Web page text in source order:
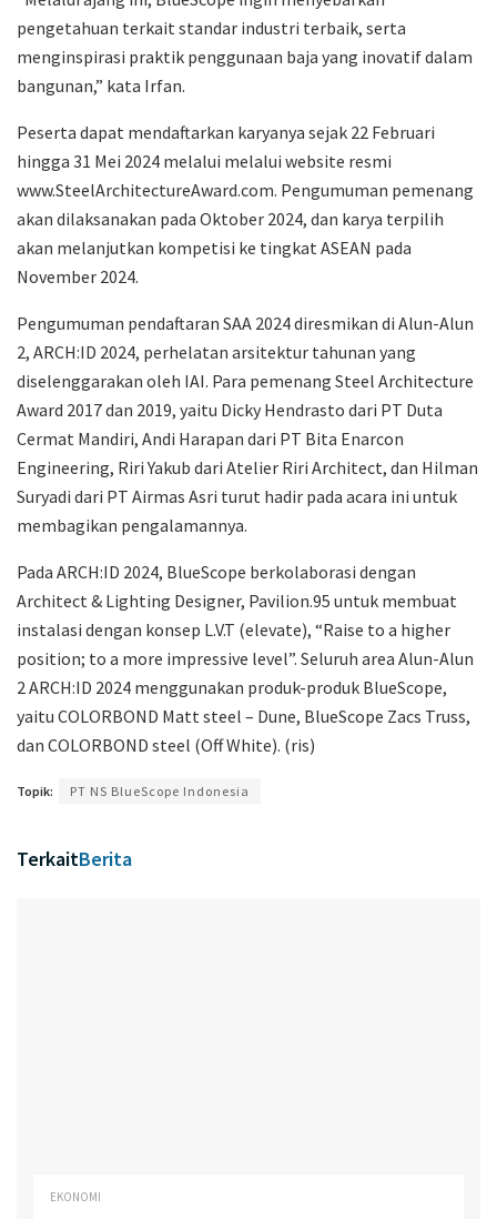
pengetahuan terkait standar industri terbaik, serta
menginspirasi praktik penggunaan baja yang inovatif dalam
bangunan,” kata Irfan.
Peserta dapat mendaftarkan karyanya sejak 22 Februari
hingga 31 Mei 2024 melalui melalui website resmi
www.SteelArchitectureAward.com. Pengumuman pemenang
akan dilaksanakan pada Oktober 2024, dan karya terpilih
akan melanjutkan kompetisi ke tingkat ASEAN pada
November 2024.
Pengumuman pendaftaran SAA 2024 diresmikan di Alun-Alun
2, ARCH:ID 2024, perhelatan arsitektur tahunan yang
diselenggarakan oleh IAI. Para pemenang Steel Architecture
Award 2017 dan 2019, yaitu Dicky Hendrasto dari PT Duta
Cermat Mandiri, Andi Harapan dari PT Bita Enarcon
Engineering, Riri Yakub dari Atelier Riri Architect, dan Hilman
Suryadi dari PT Airmas Asri turut hadir pada acara ini untuk
membagikan pengalamannya.
Pada ARCH:ID 2024, BlueScope berkolaborasi dengan
Architect & Lighting Designer, Pavilion.95 untuk membuat
instalasi dengan konsep L.V.T (elevate), “Raise to a higher
position; to a more impressive level”. Seluruh area Alun-Alun
2 ARCH:ID 2024 menggunakan produk-produk BlueScope,
yaitu COLORBOND Matt steel – Dune, BlueScope Zacs Truss,
dan COLORBOND steel (Off White). (ris)
Topik: PT NS BlueScope Indonesia
TerkaitBerita
EKONOMI